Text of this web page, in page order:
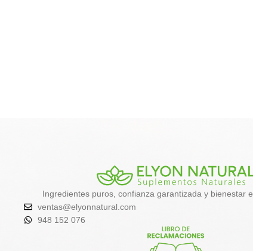
Ingredientes puros, confianza garantizada y bienestar
ventas@elyonnatural.com
948 152 076